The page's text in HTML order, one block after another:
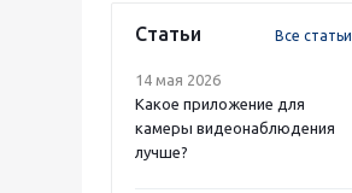
Статьи Все статьи
14 мая 2026
Какое приложение для
камеры видеонаблюдения
лучше?